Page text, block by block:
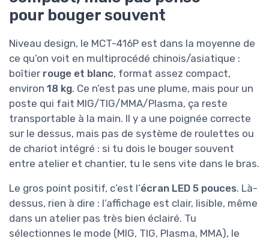
pour bouger souvent
Niveau design, le MCT-416P est dans la moyenne de
ce qu’on voit en multiprocédé chinois/asiatique :
boîtier rouge et blanc, format assez compact,
environ 18 kg. Ce n’est pas une plume, mais pour un
poste qui fait MIG/TIG/MMA/Plasma, ça reste
transportable à la main. Il y a une poignée correcte
sur le dessus, mais pas de système de roulettes ou
de chariot intégré : si tu dois le bouger souvent
entre atelier et chantier, tu le sens vite dans le bras.
Le gros point positif, c’est l’écran LED 5 pouces. Là-
dessus, rien à dire : l’affichage est clair, lisible, même
dans un atelier pas très bien éclairé. Tu
sélectionnes le mode (MIG, TIG, Plasma, MMA), le